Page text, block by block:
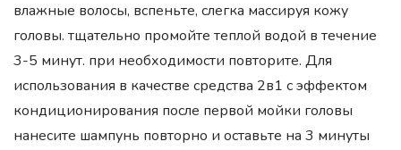
влажные волосы, вспеньте, слегка массируя кожу
головы. тщательно промойте теплой водой в течение
3-5 минут. при необходимости повторите. Для
использования в качестве средства 2в1 с эффектом
кондиционирования после первой мойки головы
нанесите шампунь повторно и оставьте на 3 минуты